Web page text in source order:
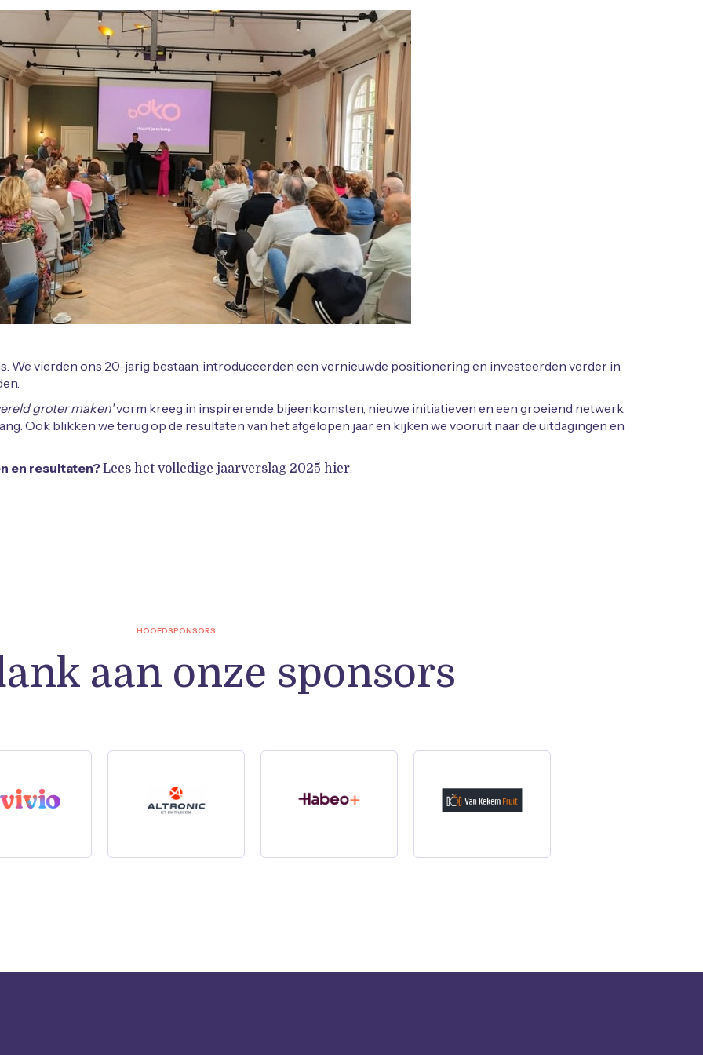
We vierden ons 20-jarig bestaan, introduceerden een vernieuwde positionering en investeerden verder in
groter maken'vorm kreeg in inspirerende bijeenkomsten, nieuwe initiatieven en een groeiend netwerk
Ook blikken we terug op de resultaten van het afgelopen jaar en kijken we vooruit naar de uitdagingen en
en resultaten?Lees het volledige jaarverslag 2025 hier.
HOOFDSPONSORS
aan onze sponsors